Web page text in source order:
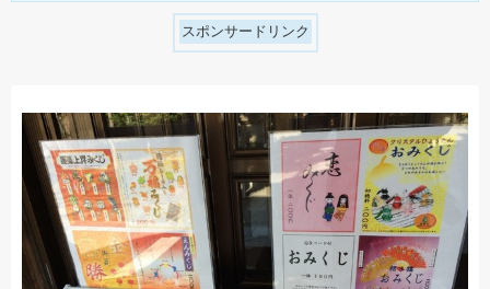
スポンサードリンク